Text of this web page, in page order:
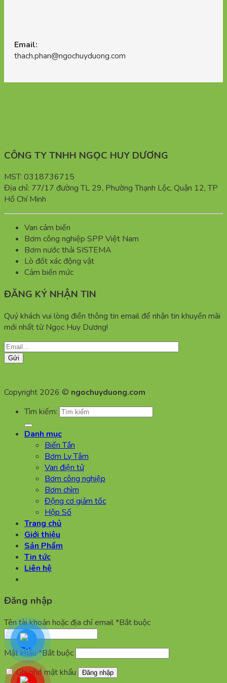
Email:
thach.phan@ngochuyduong.com
CÔNG TY TNHH NGỌC HUY DƯƠNG
MST: 0318736715
Địa chỉ: 77/17 đường TL 29, Phường Thạnh Lộc, Quận 12, TP
Hồ Chí Minh
Van cảm biến
Bơm công nghiệp SPP Việt Nam
Bơm nước thải SISTEMA
Lò đốt xác động vật
Cảm biến mức
ĐĂNG KÝ NHẬN TIN
Quý khách vui lòng điền thông tin email để nhận tin khuyến mãi
mới nhất từ Ngọc Huy Dương!
Copyright 2026 © ngochuyduong.com
Tìm kiếm:
Danh mục
Biến Tần
Bơm Ly Tâm
Van điện tử
Bơm công nghiệp
Bơm chìm
Động cơ giảm tốc
Hộp Số
Trang chủ
Giới thiệu
Sản Phẩm
Tin tức
Liên hệ
Đăng nhập
Tên tài khoản hoặc địa chỉ email*Bắt buộc
Mật khẩu*Bắt buộc
Ghi nhớ mật khẩu
Đăng nhập